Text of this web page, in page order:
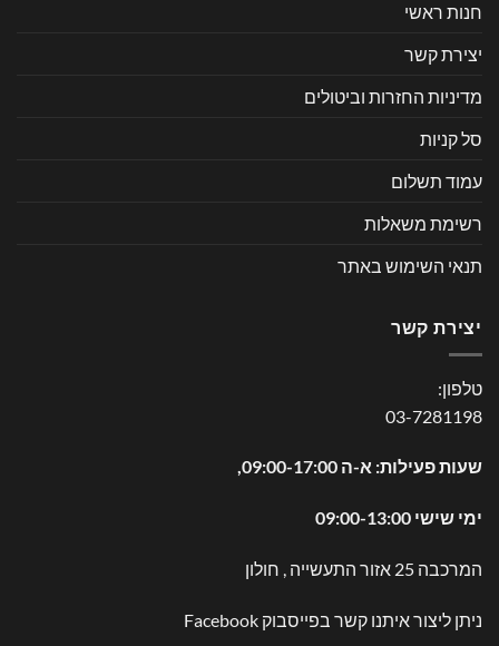
חנות ראשי
יצירת קשר
מדיניות החזרות וביטולים
סל קניות
עמוד תשלום
רשימת משאלות
תנאי השימוש באתר
יצירת קשר
טלפון:
03-7281198
שעות פעילות: א-ה 09:00-17:00,
ימי שישי 09:00-13:00
המרכבה 25 אזור התעשייה , חולון
ניתן ליצור איתנו קשר בפייסבוק Facebook